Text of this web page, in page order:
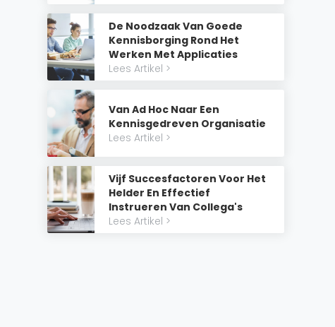
De Noodzaak Van Goede
Kennisborging Rond Het
Werken Met Applicaties
Lees Artikel >
Van Ad Hoc Naar Een
Kennisgedreven Organisatie
Lees Artikel >
Vijf Succesfactoren Voor Het
Helder En Effectief
Instrueren Van Collega's
Lees Artikel >